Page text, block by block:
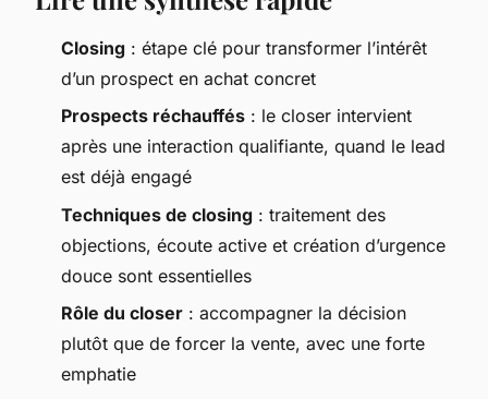
Closing : étape clé pour transformer l’intérêt
d’un prospect en achat concret
Prospects réchauffés : le closer intervient
après une interaction qualifiante, quand le lead
est déjà engagé
Techniques de closing : traitement des
objections, écoute active et création d’urgence
douce sont essentielles
Rôle du closer : accompagner la décision
plutôt que de forcer la vente, avec une forte
emphatie